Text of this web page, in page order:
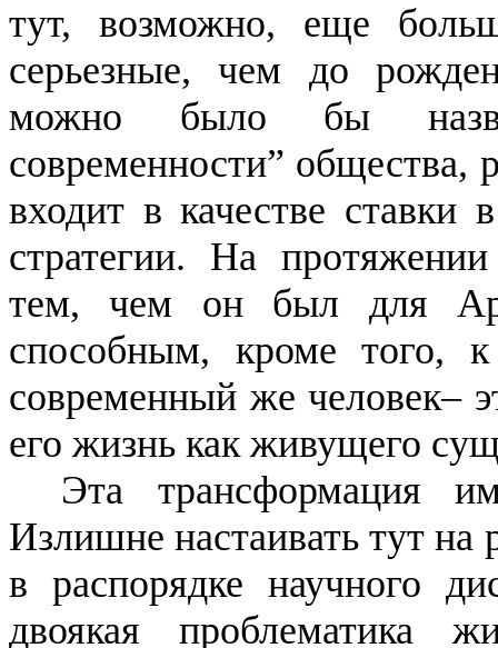
тут, возможно, еще
серьезные, чем до
можно было бы
современности” общества,
входит в качестве ставки
стратегии. На
тем, чем он был для
способным, кроме того,
современный же человек–
его жизнь как живущего
Эта трансформация
Излишне настаивать тут на
в распорядке научного
двоякая проблематика